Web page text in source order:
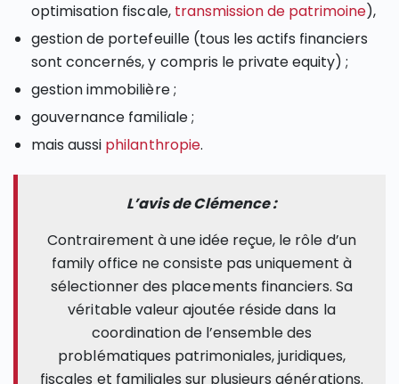
optimisation fiscale, transmission de patrimoine),
gestion de portefeuille (tous les actifs financiers
sont concernés, y compris le private equity) ;
gestion immobilière ;
gouvernance familiale ;
mais aussi philanthropie.
L’avis de Clémence :
Contrairement à une idée reçue, le rôle d’un
family office ne consiste pas uniquement à
sélectionner des placements financiers. Sa
véritable valeur ajoutée réside dans la
coordination de l’ensemble des
problématiques patrimoniales, juridiques,
fiscales et familiales sur plusieurs générations.